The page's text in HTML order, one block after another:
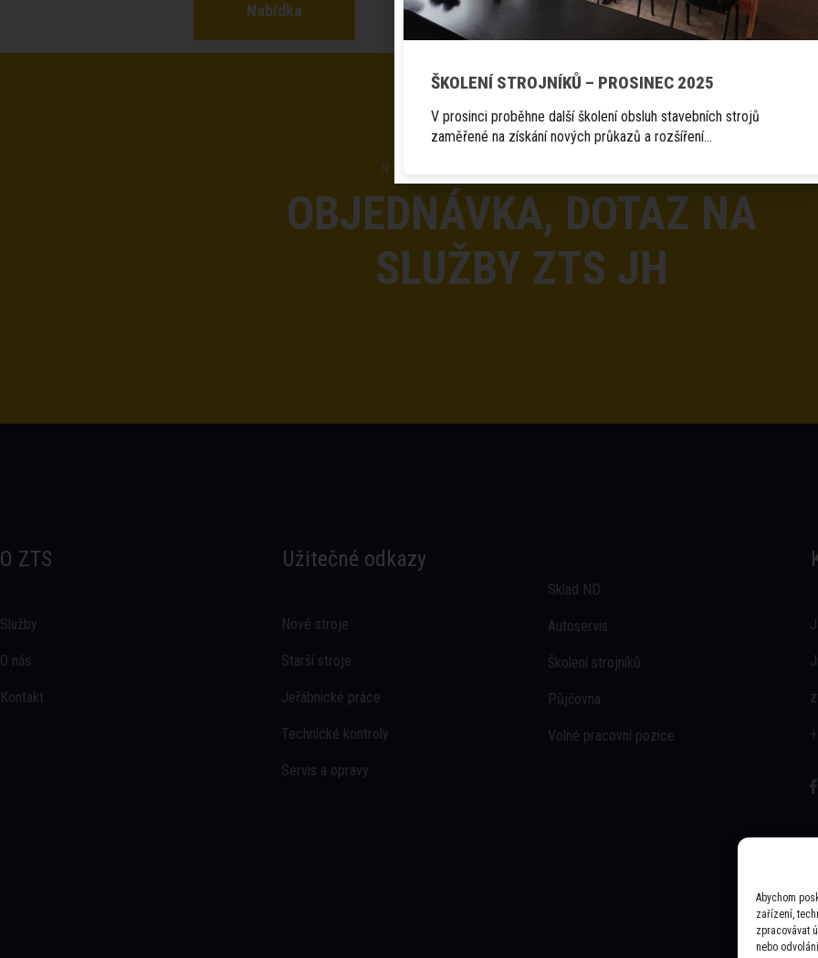
Abychom
zařízení,
zpracovávat
nebo
Nabídka
NEVÁHEJTE A KONTAKTUJTE NÁS
OBJEDNÁVKA, DOTAZ NA
SLUŽBY ZTS JH
O ZTS
Služby
O nás
Kontakt
Užitečné odkazy
Nové stroje
Starší stroje
Jeřábnické práce
Technické kontroly
Servis a opravy
Sklad ND
Autoservis
Školení strojníků
Půjčovna
Volné pracovní pozice
ŠKOLENÍ STROJNÍKŮ – PROSINEC 2025
V prosinci proběhne další školení obsluh stavebních strojů
zaměřené na získání nových průkazů a rozšíření…